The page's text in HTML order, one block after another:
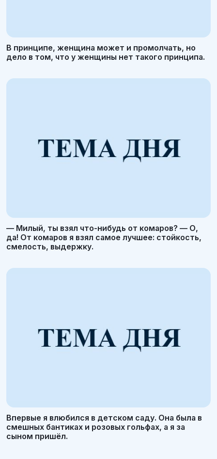
В принципе, женщина может и промолчать, но
дело в том, что у женщины нет такого принципа.
— Милый, ты взял что-нибудь от комаров? — О,
да! От комаров я взял самое лучшее: стойкость,
смелость, выдержку.
Впервые я влюбился в детском саду. Она была в
смешных бантиках и розовых гольфах, а я за
сыном пришёл.